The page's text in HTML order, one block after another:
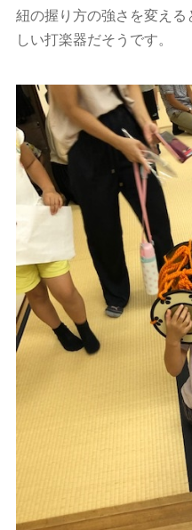
紐の握り方の強さを変え
しい打楽器だそうです。